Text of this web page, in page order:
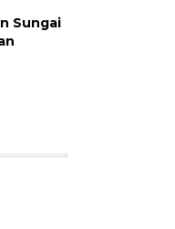
Sungai